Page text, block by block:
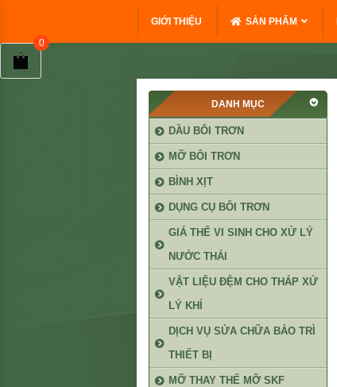
GIỚI THIỆU SẢN PHẨM
DANH MỤC
DẦU BÔI TRƠN
MỠ BÔI TRƠN
BÌNH XỊT
DỤNG CỤ BÔI TRƠN
GIÁ THỂ VI SINH CHO XỬ LÝ
NƯỚC THẢI
VẬT LIỆU ĐỆM CHO THÁP XỬ
LÝ KHÍ
DỊCH VỤ SỬA CHỮA BẢO TRÌ
THIẾT BỊ
MỠ THAY THẾ MỠ SKF